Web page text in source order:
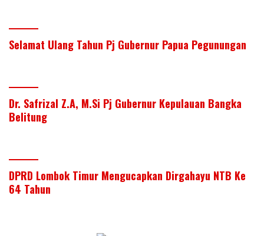
Selamat Ulang Tahun Pj Gubernur Papua Pegunungan
Dr. Safrizal Z.A, M.Si Pj Gubernur Kepulauan Bangka
Belitung
DPRD Lombok Timur Mengucapkan Dirgahayu NTB Ke
64 Tahun